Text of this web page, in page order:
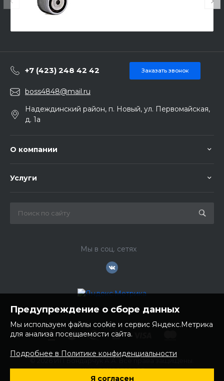
+7 (423) 248 42 42 Заказать звонок
boss4848@mail.ru
Надеждинский район, п. Новый, ул. Первомайская,
д. 1а
О компании
Услуги
Мы в соц. сетях
ИНН: 252100758085
Предупреждение о сборе данных
Мы используем файлы cookie и сервис Яндекс.Метрика
для анализа посещаемости сайта.
Подробнее в Политике конфиденциальности
Я согласен